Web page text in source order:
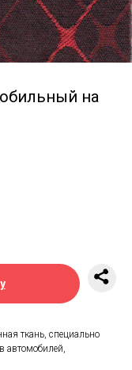
на
ткань, специально
автомобилей,